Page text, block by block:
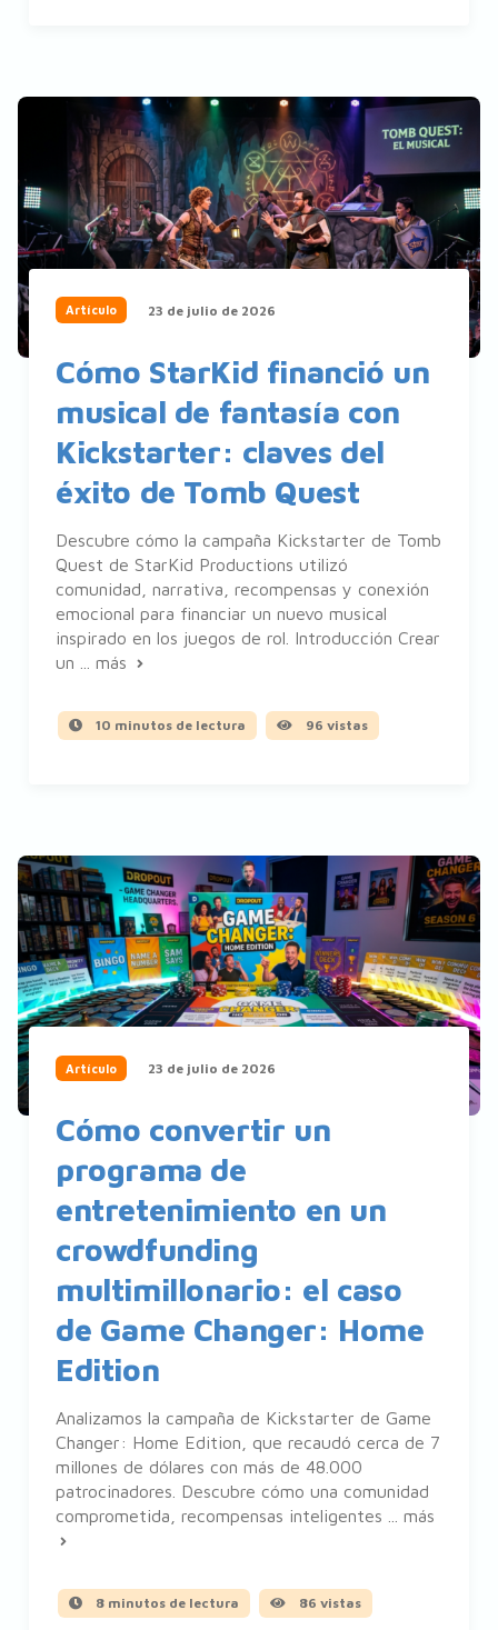
Artículo 23 de julio de 2026
Cómo StarKid financió un
musical de fantasía con
Kickstarter: claves del
éxito de Tomb Quest
Descubre cómo la campaña Kickstarter de Tomb
Quest de StarKid Productions utilizó
comunidad, narrativa, recompensas y conexión
emocional para financiar un nuevo musical
inspirado en los juegos de rol. Introducción Crear
un ... más
10 minutos de lectura 96 vistas
Artículo 23 de julio de 2026
Cómo convertir un
programa de
entretenimiento en un
crowdfunding
multimillonario: el caso
de Game Changer: Home
Edition
Analizamos la campaña de Kickstarter de Game
Changer: Home Edition, que recaudó cerca de 7
millones de dólares con más de 48.000
patrocinadores. Descubre cómo una comunidad
comprometida, recompensas inteligentes ... más
8 minutos de lectura 86 vistas